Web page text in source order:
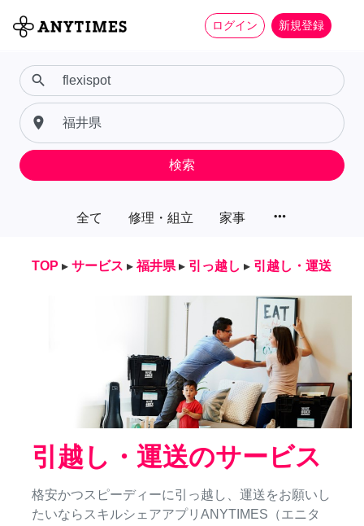
ログイン 新規登録
全て 修理・組立 家事 more_horiz
search
place
検索
TOP ▸ サービス ▸ 福井県 ▸ 引っ越し ▸ 引越し・運送
引越し・運送のサービス
格安かつスピーディーに引っ越し、運送をお願いし
たいならスキルシェアアプリANYTIMES（エニタ